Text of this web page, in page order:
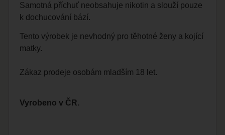
Samotná příchuť neobsahuje nikotin a slouží pouze
k dochucování bází.
Tento výrobek je nevhodný pro těhotné ženy a kojící
matky.
Zákaz prodeje osobám mladším 18 let.
Vyrobeno v ČR.